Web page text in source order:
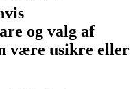
og valg af
være usikre eller